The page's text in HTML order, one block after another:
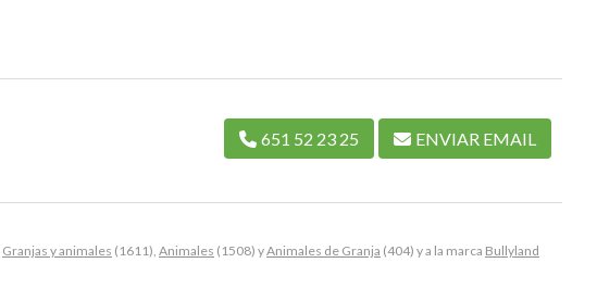
Granjas y animales (1611), Animales (1508) yAnimales de Granja (404) y a la marca Bullyland
651 52 23 25 ENVIAR EMAIL